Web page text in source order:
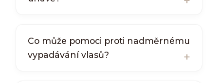
Co může pomoci proti nadměrnému
vypadávání vlasů?